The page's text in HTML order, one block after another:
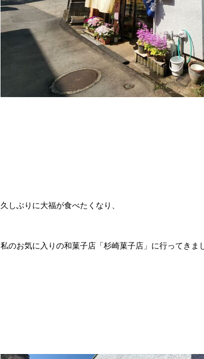
久しぶりに大福が食べたくなり、
私のお気に入りの和菓子店「杉崎菓子店」に行ってきま